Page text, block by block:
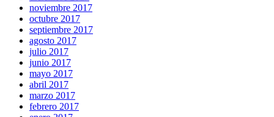
noviembre 2017
octubre 2017
septiembre 2017
agosto 2017
julio 2017
junio 2017
mayo 2017
abril 2017
marzo 2017
febrero 2017